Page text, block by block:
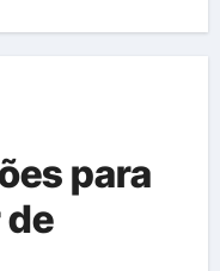
para